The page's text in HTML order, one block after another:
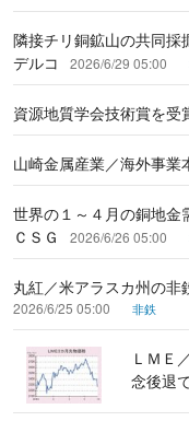
隣接チリ銅鉱山の共同採
デルコ
2026/6/29 05:00
資源地質学会技術賞を受
山崎金属産業／海外事業
世界の１～４月の銅地金
ＣＳＧ
2026/6/26 05:00
丸紅／米アラスカ州の非
2026/6/25 05:00 非鉄
ＬＭＥ
念後退